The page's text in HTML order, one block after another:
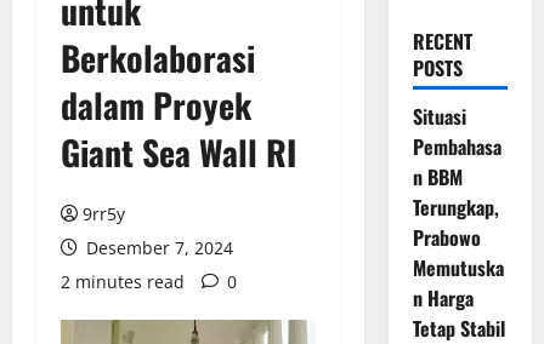
untuk
Berkolaborasi
dalam Proyek
Giant Sea Wall RI
9rr5y
Desember 7, 2024
2 minutes read
0
RECENT
POSTS
Situasi
Pembahasa
n BBM
Terungkap,
Prabowo
Memutuska
n Harga
Tetap Stabil